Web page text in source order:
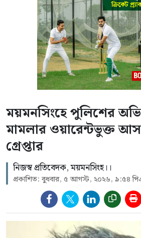
ময়মনসিংহে পুলিশের
মামলার ওয়ারেন্টভুক্ত
গ্রেপ্তার
নিজস্ব প্রতিবেদক, ময়মনসিংহ।।
প্রকাশিত: বুধবার, ৫ আগস্ট, ২০২৬, ৯:৫৪